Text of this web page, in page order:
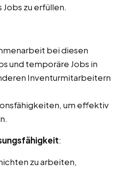
zu erfüllen.
bei diesen
und temporäre Jobs in
Inventurmitarbeitern
um effektiv
:
zu arbeiten,